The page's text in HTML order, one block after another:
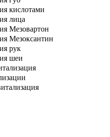
кислотами
лица
Мезовартон
Мезоксантин
рук
шеи